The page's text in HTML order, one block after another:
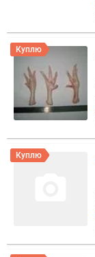
Куплю
Куплю